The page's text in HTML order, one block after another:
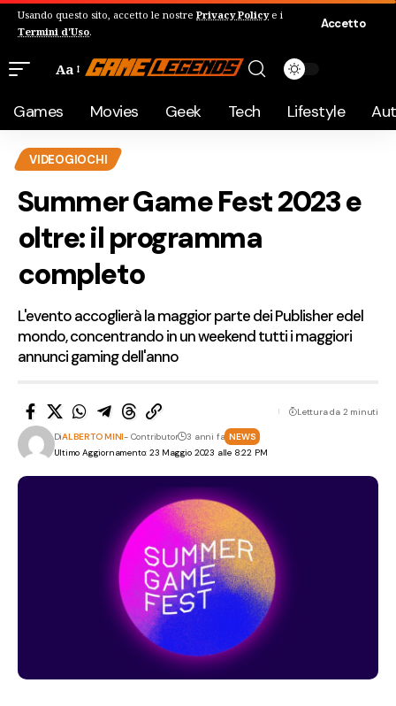
Usando questo sito, accetto le nostre Privacy Policye i
Termini d'Uso.
Accetto
Aa
Games Movies Geek Tech Lifestyle
VIDEOGIOCHI
Summer Game Fest 2023 e
oltre: il programma
completo
L'evento accoglierà la maggior parte dei Publisher edel
mondo, concentrando in un weekend tutti i maggiori
annunci gaming dell'anno
Ultimo Aggiornamento: 23 Maggio 2023 alle 8:22 PM
DiALBERTO MINI- Contributor 3 anni fa NEWS
Lettura da 2 minuti